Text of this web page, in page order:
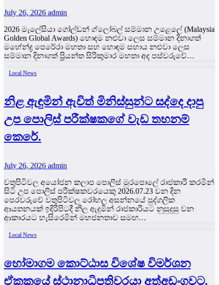
July 26, 2026 admin
2026 මැලේසියා ගෝල්ඩන් ග්ලෝබල් සම්මාන උළෙලේ (Malaysia
Golden Global Awards) හොඳම නළුවා ලෙස සම්මාන දිනාගත්
මහේන්ද්‍ර පෙරේරා මහතා සහ හොඳම සහාය නළුවා ලෙස
සම්මාන දිනාගත් ප්‍රියන්ත සිරිකුමාර මහතා අද පස්වරුවේ…
Local News
නිළ ඇඳුමින් ඇවිත් මිනිස්සුන්ට සද්දෙ දාපු
උප පොලිස් පරීක්ෂකගේ වැඩ තහනම්
කෙරේ.
July 26, 2026 admin
වතුපිටිවල අයෝජන කලාප පොලිස් මුරපොලේ රාජකාරී කරමින්
සිටි උප පොලිස් පරීක්ෂකවරයෙකු 2026.07.23 වන දින
පෙරවරුවේ වතුපිටිවල රෝහල අසන්නයේ පුද්ගලික
ආයතනයක් ඉදිරිපිටදී නිල ඇදුමින් රාජකාරියට නුසුදුසු වන
ආකාරයට හැසිරෙමින් මහජනතාව සමඟ…
Local News
හෝමාගම කොට්ඨාස විශේෂ විමර්ශන
ඒකකයේ ස්ථානාධිපතිවරයා අත්අඩංගුවට.